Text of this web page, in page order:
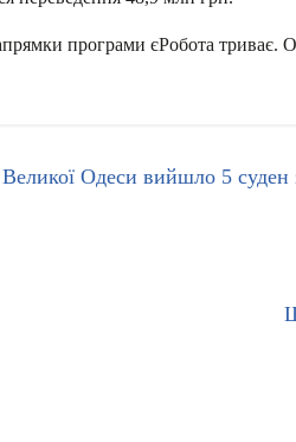
програми єРобота триває.
Великої Одеси вийшло 5